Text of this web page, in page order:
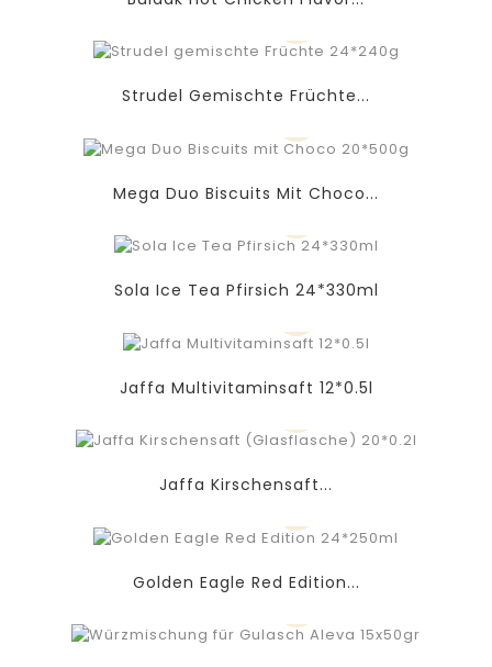
Strudel Gemischte Früchte...
Mega Duo Biscuits Mit Choco...
Sola Ice Tea Pfirsich 24*330ml
Jaffa Multivitaminsaft 12*0.5l
Jaffa Kirschensaft...
Golden Eagle Red Edition...